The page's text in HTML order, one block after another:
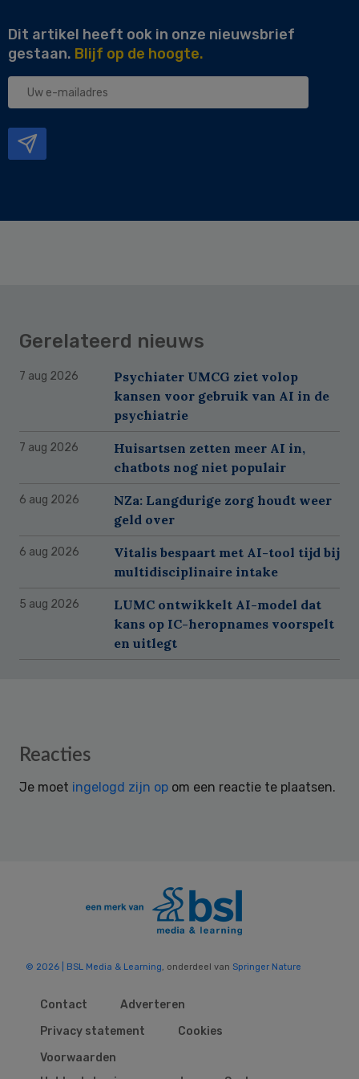
Dit artikel heeft ook in onze nieuwsbrief
gestaan. Blijf op de hoogte.
Uw
Gerelateerd nieuws
7 aug 2026
Psychiater UMCG ziet volop
kansen voor gebruik van AI in de
psychiatrie
7 aug 2026
Huisartsen zetten meer AI in,
chatbots nog niet populair
6 aug 2026
NZa: Langdurige zorg houdt weer
geld over
6 aug 2026
Vitalis bespaart met AI-tool tijd bij
multidisciplinaire intake
5 aug 2026
LUMC ontwikkelt AI-model dat
kans op IC-heropnames voorspelt
en uitlegt
Reader
Reacties
Je moet ingelogd zijn op om een reactie te plaatsen.
© 2026 | BSL Media & Learning, onderdeel van Springer Nature
Contact
Adverteren
Privacy statement
Cookies
Voorwaarden